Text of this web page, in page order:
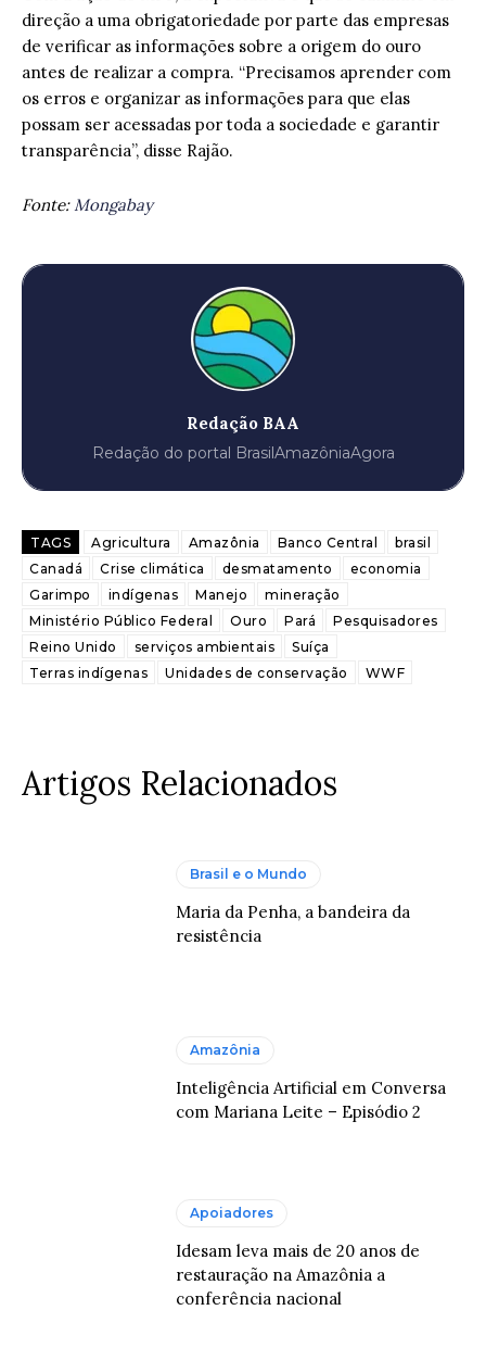
direção a uma obrigatoriedade por parte das empresas
de verificar as informações sobre a origem do ouro
antes de realizar a compra. “Precisamos aprender com
os erros e organizar as informações para que elas
possam ser acessadas por toda a sociedade e garantir
transparência”, disse Rajão.
Fonte:Mongabay
Redação BAA
Redação do portal BrasilAmazôniaAgora
TAGS Agricultura Amazônia Banco Central
brasil
Canadá
Crise climática desmatamento
economia
Garimpo
indígenas Manejo
mineração
Ministério Público Federal
Ouro Pará
Pesquisadores
Reino Unido
serviços ambientais
Suíça
Terras indígenas
Unidades de conservação WWF
Artigos Relacionados
Brasil e o Mundo
Maria da Penha, a bandeira da
resistência
Amazônia
Inteligência Artificial em Conversa
com Mariana Leite – Episódio 2
Apoiadores
Idesam leva mais de 20 anos de
restauração na Amazônia a
conferência nacional